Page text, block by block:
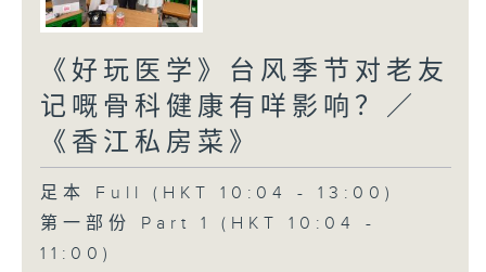
《好玩医学》台风季节对老友
记嘅骨科健康有咩影响？／
《香江私房菜》
足本 Full (HKT 10:04 - 13:00)
第一部份 Part 1 (HKT 10:04 -
11:00)